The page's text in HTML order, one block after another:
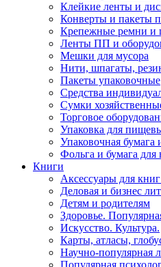
Клейкие ленты и
Конверты и пакеты
Крепежные ремни и
Ленты ПП и
Мешки для мусора
Нити, шпагаты,
Пакеты упаковочные
Средства
Сумки
Торговое
Упаковка для
Упаковочная бумага
Фольга и бумага для
Книги
Аксессуары для
Деловая и бизнес
Детям и родителям
Здоровье.
Искусство. Культура.
Карты, атласы,
Научно-популярная
Популярная